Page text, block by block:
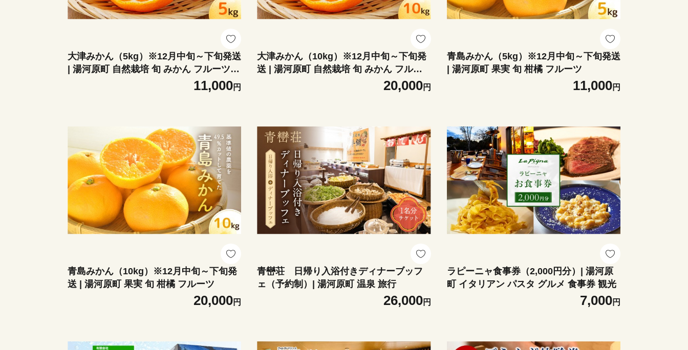
大津みかん（5kg）※12月中旬～下旬発送
| 湯河原町 自然栽培 旬 みかん フルーツ
11,000円
大津みかん（10kg）※12月中旬～下旬発
送 | 湯河原町 自然栽培 旬 みかん フルー
20,000円
青島みかん（5kg）※12月中旬～下旬発送
| 湯河原町 果実 旬 柑橘 フルーツ
11,000円
青島みかん（10kg）※12月中旬～下旬発
送 | 湯河原町 果実 旬 柑橘 フルーツ
20,000円
青巒荘 日帰り入浴付きディナーブッフ
ェ（予約制）| 湯河原町 温泉 旅行
26,000円
ラピーニャ食事券（2,000円分）| 湯河原
町 イタリアン パスタ グルメ 食事券 観光
7,000円